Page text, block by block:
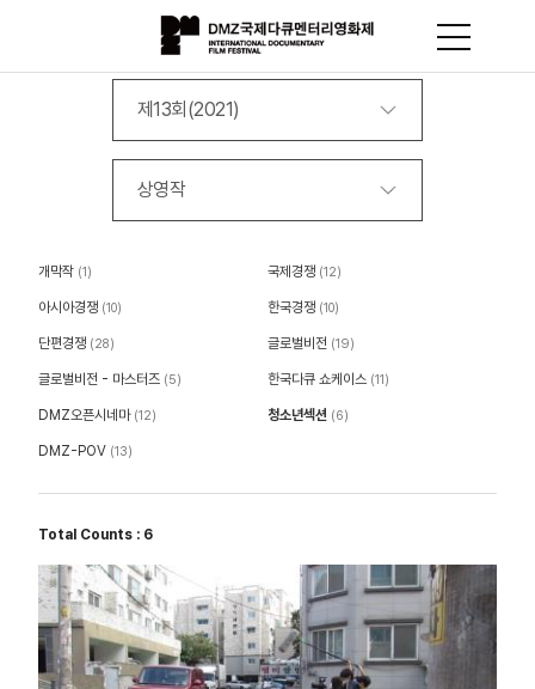
제13회(2021)
상영작
개막작 (1) 국제경쟁 (12)
아시아경쟁 (10) 한국경쟁 (10)
단편경쟁 (28) 글로벌비전 (19)
글로벌비전 - 마스터즈 (5) 한국다큐 쇼케이스 (11)
DMZ오픈시네마(12) 청소년섹션 (6)
DMZ-POV (13)
Total Counts : 6